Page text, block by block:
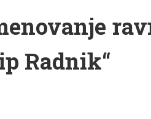
Radnik“